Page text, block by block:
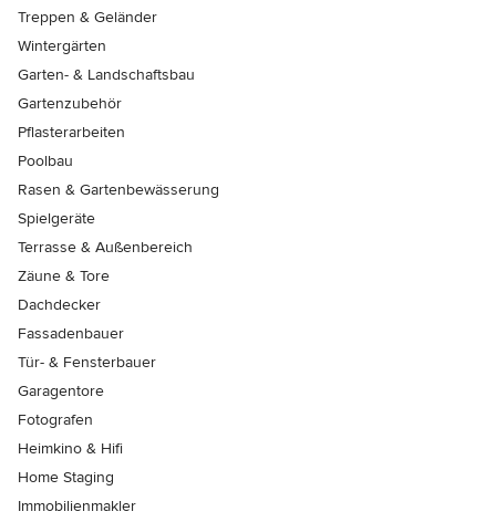
Treppen & Geländer
Wintergärten
Garten- & Landschaftsbau
Gartenzubehör
Pflasterarbeiten
Poolbau
Rasen & Gartenbewässerung
Spielgeräte
Terrasse & Außenbereich
Zäune & Tore
Dachdecker
Fassadenbauer
Tür- & Fensterbauer
Garagentore
Fotografen
Heimkino & Hifi
Home Staging
Immobilienmakler